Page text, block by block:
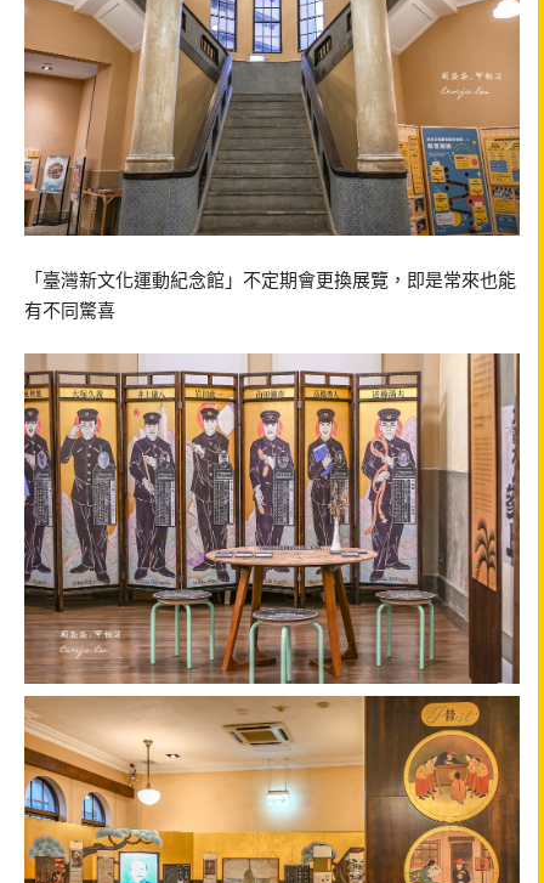
「臺灣新文化運動紀念館」不定期會更換展覽，即是常來也能
有不同驚喜